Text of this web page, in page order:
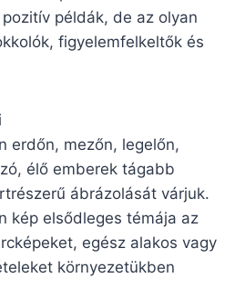
példák, de az olyan
figyelemfelkeltők és
erdőn, mezőn, legelőn,
élő emberek tágabb
ábrázolását várjuk.
kép elsődleges témája az
egész alakos vagy
környezetükben